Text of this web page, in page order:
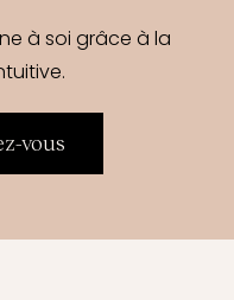
à soi grâce à la
vous